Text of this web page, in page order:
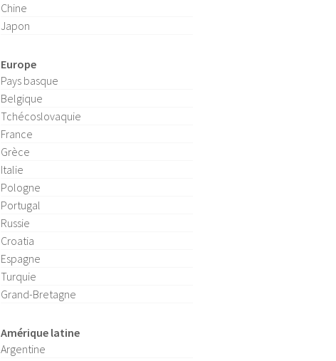
Chine
Japon
Europe
Pays basque
Belgique
Tchécoslovaquie
France
Grèce
Italie
Pologne
Portugal
Russie
Croatia
Espagne
Turquie
Grand-Bretagne
Amérique latine
Argentine